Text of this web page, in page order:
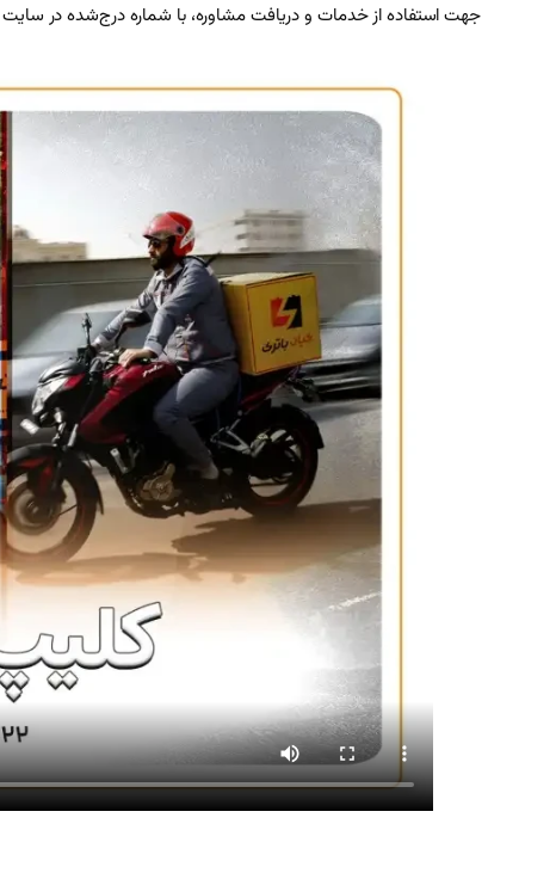
جهت استفاده از خدمات و دریافت مشاوره، با شماره درج‌شده در